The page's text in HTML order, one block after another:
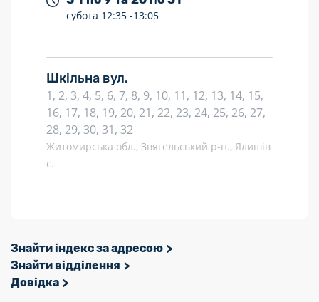
субота 12:35 -13:05
Шкільна вул.
1, 2, 3, 4, 5, 6, 7, 8, 9, 10, 11, 12, 13, 14, 15,
16, 17, 18, 19, 20, 21, 22, 23, 24, 25, 26, 27,
28, 29, 30, 31, 32
Житомирська обл., Звягельський р-н., Ялишів
с.
Знайти індекс за адресою
Знайти відділення
Довідка